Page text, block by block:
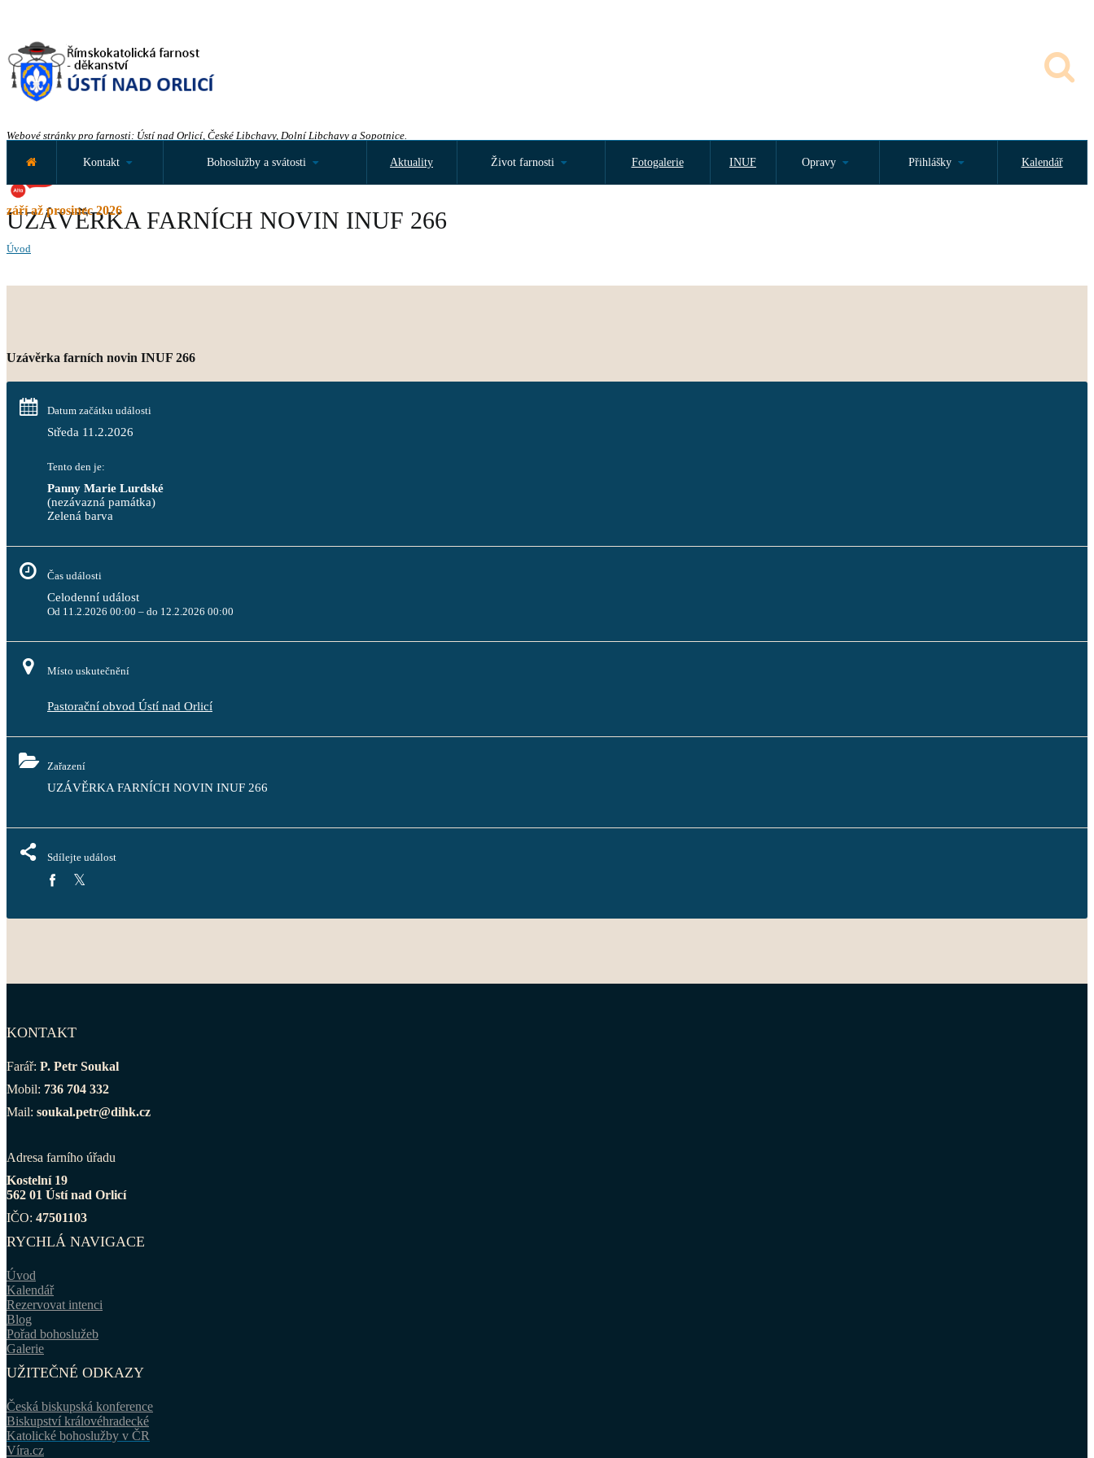
Webové stránky pro farnosti: Ústí nad Orlicí, České Libchavy, Dolní Libchavy a Sopotnice.
září až prosinec 2026
Kontakt Bohoslužby a svátosti Aktuality Život farnosti Fotogalerie INUF Opravy Přihlášky Kalendář
UZÁVĚRKA FARNÍCH NOVIN INUF 266
Úvod
Uzávěrka farních novin INUF 266
Datum začátku události
Středa 11.2.2026
Tento den je:
Panny Marie Lurdské
(nezávazná památka)
Zelená barva
Čas události
Celodenní událost
Od 11.2.2026 00:00 – do 12.2.2026 00:00
Místo uskutečnění
Pastorační obvod Ústí nad Orlicí
Zařazení
UZÁVĚRKA FARNÍCH NOVIN INUF 266
Sdílejte událost
KONTAKT
Farář: P. Petr Soukal
Mobil: 736 704 332
Mail: soukal.petr@dihk.cz
Adresa farního úřadu
Kostelní 19
562 01 Ústí nad Orlicí
IČO: 47501103
RYCHLÁ NAVIGACE
Úvod
Kalendář
Rezervovat intenci
Blog
Pořad bohoslužeb
Galerie
UŽITEČNÉ ODKAZY
Česká biskupská konference
Biskupství královéhradecké
Katolické bohoslužby v ČR
Víra.cz